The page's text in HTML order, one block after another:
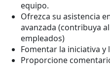
equipo.
Ofrezca su asistencia
avanzada (contribuya
empleados)
Fomentar la iniciativa y
Proporcione